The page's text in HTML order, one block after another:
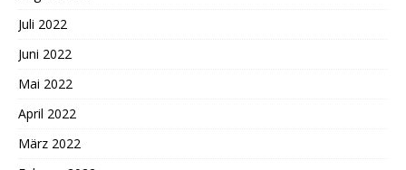
Juli 2022
Juni 2022
Mai 2022
April 2022
März 2022